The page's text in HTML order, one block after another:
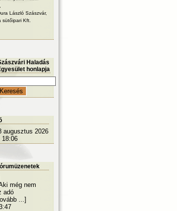
László Szászvár,
sütőipari Kft.
Haladás
honlapja
augusztus 2026
18:06
még nem
adó
...]